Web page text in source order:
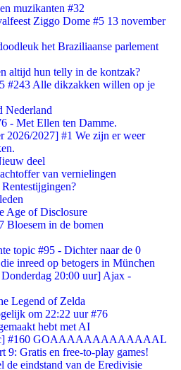
muzikanten #32
Ziggo Dome #5 13 november
het Braziliaanse parlement
altijd hun telly in de kontzak?
#243 Alle dikzakken willen op je
Nederland
- Met Ellen ten Damme.
2026/2027] #1 We zijn er weer
deel
van vernielingen
Age of Disclosure
Bloesem in de bomen
topic #95 - Dichter naar de 0
inreed op betogers in München
20:00 uur] Ajax -
Legend of Zelda
om 22:22 uur #76
hebt met AI
#160 GOAAAAAAAAAAAAAL
9: Gratis en free-to-play games!
de eindstand van de Eredivisie